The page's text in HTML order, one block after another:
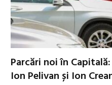
Parcări noi în
Ion Pelivan și Ion